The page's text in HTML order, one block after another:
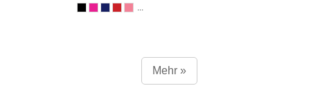
...
Mehr »